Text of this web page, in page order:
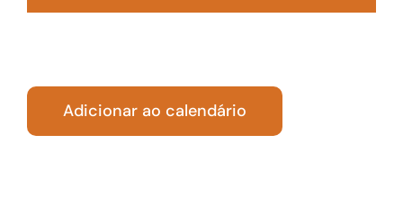
Adicionar ao calendário